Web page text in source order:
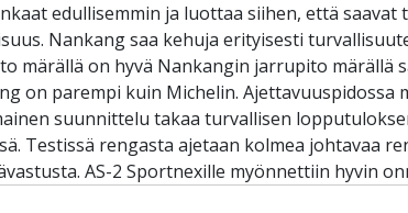
edullisemmin ja luottaa siihen, että
Nankang saa kehuja erityisesti
märällä on hyvä Nankangin jarrupito märällä
on parempi kuin Michelin.
suunnittelu takaa turvallisen
Testissä rengasta ajetaan kolmea johtavaa
AS-2 Sportnexille myönnettiin hyvin